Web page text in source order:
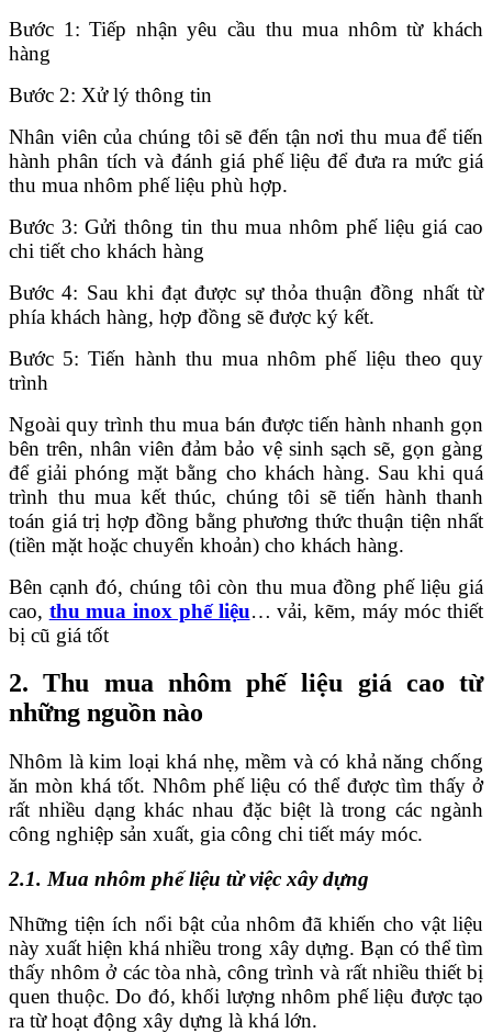
Bước 1: Tiếp nhận yêu cầu thu mua nhôm từ khách
hàng
Bước 2: Xử lý thông tin
Nhân viên của chúng tôi sẽ đến tận nơi thu mua để tiến
hành phân tích và đánh giá phế liệu để đưa ra mức giá
thu mua nhôm phế liệu phù hợp.
Bước 3: Gửi thông tin thu mua nhôm phế liệu giá cao
chi tiết cho khách hàng
Bước 4: Sau khi đạt được sự thỏa thuận đồng nhất từ
phía khách hàng, hợp đồng sẽ được ký kết.
Bước 5: Tiến hành thu mua nhôm phế liệu theo quy
trình
Ngoài quy trình thu mua bán được tiến hành nhanh gọn
bên trên, nhân viên đảm bảo vệ sinh sạch sẽ, gọn gàng
để giải phóng mặt bằng cho khách hàng. Sau khi quá
trình thu mua kết thúc, chúng tôi sẽ tiến hành thanh
toán giá trị hợp đồng bằng phương thức thuận tiện nhất
(tiền mặt hoặc chuyển khoản) cho khách hàng.
Bên cạnh đó, chúng tôi còn thu mua đồng phế liệu giá
cao, thu mua inox phế liệu… vải, kẽm, máy móc thiết
bị cũ giá tốt
2. Thu mua nhôm phế liệu giá cao từ
những nguồn nào
Nhôm là kim loại khá nhẹ, mềm và có khả năng chống
ăn mòn khá tốt. Nhôm phế liệu có thể được tìm thấy ở
rất nhiều dạng khác nhau đặc biệt là trong các ngành
công nghiệp sản xuất, gia công chi tiết máy móc.
2.1. Mua nhôm phế liệu từ việc xây dựng
Những tiện ích nổi bật của nhôm đã khiến cho vật liệu
này xuất hiện khá nhiều trong xây dựng. Bạn có thể tìm
thấy nhôm ở các tòa nhà, công trình và rất nhiều thiết bị
quen thuộc. Do đó, khối lượng nhôm phế liệu được tạo
ra từ hoạt động xây dựng là khá lớn.